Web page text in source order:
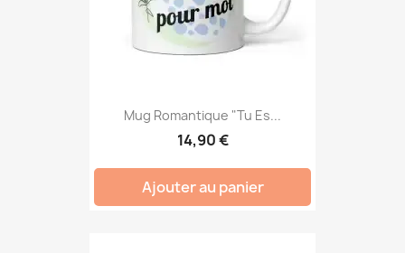
Mug Romantique "Tu Es...
14,90 €
Ajouter au panier